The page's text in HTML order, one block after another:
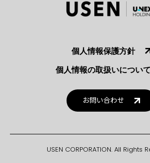
個人情報保護方針
個人情報の取扱いについて
お問い合わせ
USEN CORPORATION. All Rights